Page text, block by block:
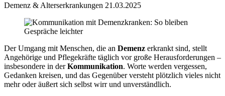
Demenz & Alterserkrankungen 21.03.2025
Der Umgang mit Menschen, die an Demenz erkrankt sind, stellt
Angehörige und Pflegekräfte täglich vor große Herausforderungen –
insbesondere in derKommunikation. Worte werden vergessen,
Gedanken kreisen, und das Gegenüber versteht plötzlich vieles nicht
mehr oder äußert sich selbst wirr und unverständlich.